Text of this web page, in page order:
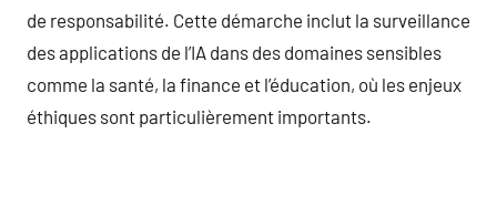
de responsabilité. Cette démarche inclut la surveillance
des applications de l’IA dans des domaines sensibles
comme la santé, la finance et l’éducation, où les enjeux
éthiques sont particulièrement importants.